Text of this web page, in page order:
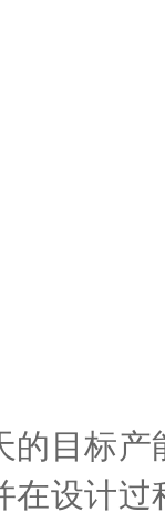
的目标产
在设计